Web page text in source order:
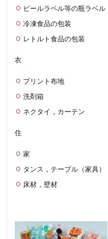
ビールラベル等の瓶ラベル
冷凍食品の包装
レトルト食品の包装
衣
プリント布地
洗剤箱
ネクタイ，カーテン
住
家
タンス，テーブル（家具）
床材，壁材